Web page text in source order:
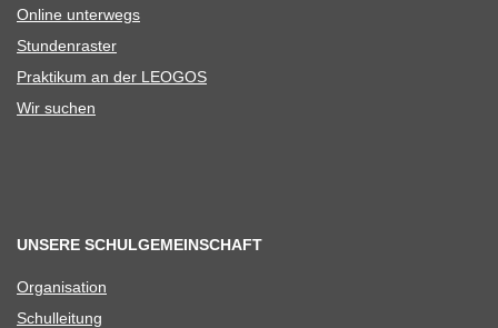
Online unter­wegs
Stun­den­ras­ter
Prak­ti­kum an der LEOGOS
Wir suchen
UNSERE SCHULGEMEINSCHAFT
Orga­ni­sa­tion
Schul­lei­tung